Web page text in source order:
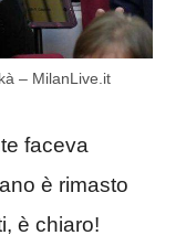
– MilanLive.it
faceva
è rimasto
è chiaro!